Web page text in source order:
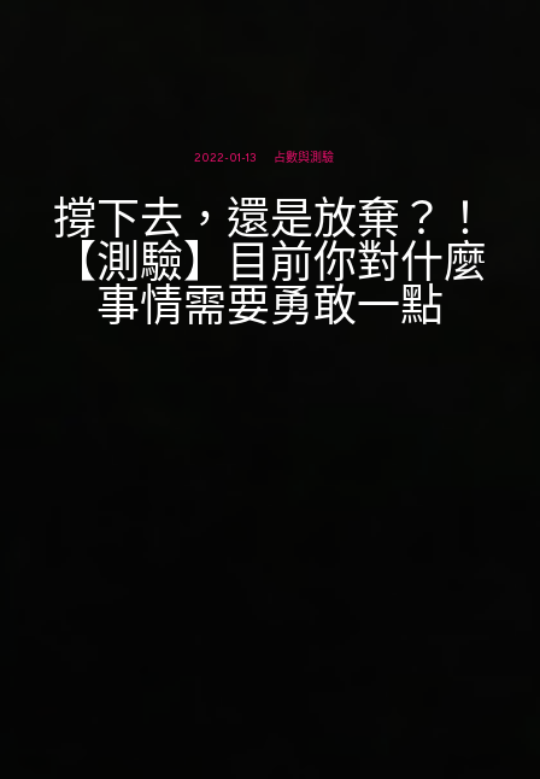
2022-01-13 占數與測驗
撐下去，還是放棄？！
【測驗】目前你對什麼
事情需要勇敢一點